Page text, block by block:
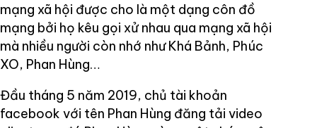
mạng xã hội được cho là một dạng côn đồ
mạng bởi họ kêu gọi xử nhau qua mạng xã hội
mà nhiều người còn nhớ như Khá Bảnh, Phúc
XO, Phan Hùng…
Đầu tháng 5 năm 2019, chủ tài khoản
facebook với tên Phan Hùng đăng tải video